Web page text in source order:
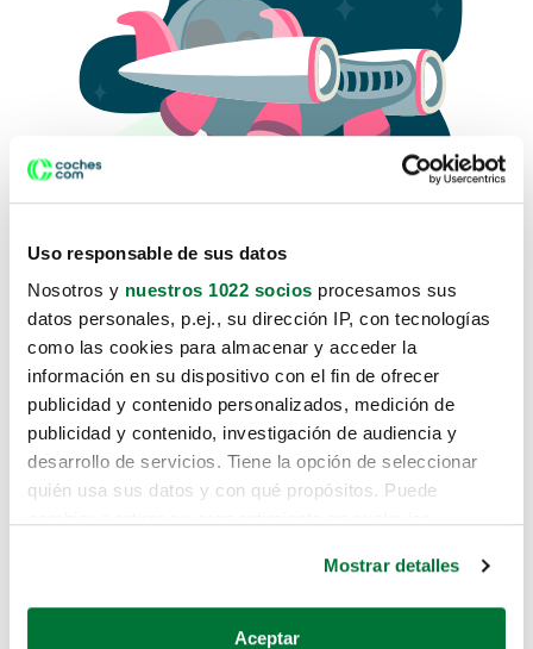
Uso responsable de sus datos
Nosotros y nuestros 1022 socios procesamos sus
datos personales, p.ej., su dirección IP, con tecnologías
como las cookies para almacenar y acceder la
información en su dispositivo con el fin de ofrecer
publicidad y contenido personalizados, medición de
publicidad y contenido, investigación de audiencia y
desarrollo de servicios. Tiene la opción de seleccionar
quién usa sus datos y con qué propósitos. Puede
Si lo permite, también quisiéramos:
Mostrar detalles
Aceptar
Lo sentimos, no sabemos como
te hemos traido hasta aquí.
Pero puedes encontrar el coche que estás
buscando en alguno de estos enlaces:
Coches de segunda mano